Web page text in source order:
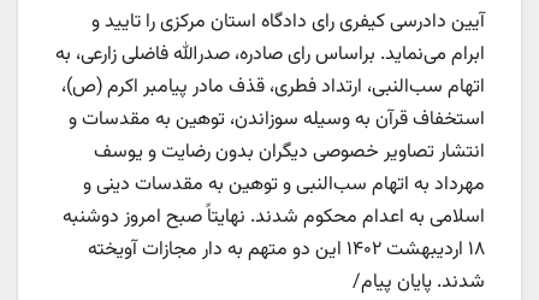
آیین دادرسی کیفری رای دادگاه استان مرکزی را تایید و
ابرام می‌نماید. براساس رای صادره، صدرالله فاضلی زارعی، به
اتهام سب‌النبی، ارتداد فطری، قذف مادر پیامبر اکرم (ص)،
استخفاف قرآن به وسیله سوزاندن، توهین به مقدسات و
انتشار تصاویر خصوصی دیگران بدون رضایت و یوسف
مهرداد به اتهام سب‌النبی و توهین به مقدسات دینی و
اسلامی به اعدام محکوم شدند. نهایتاً صبح امروز دوشنبه
۱۸ اردیبهشت ۱۴۰۲ این دو متهم به دار مجازات آویخته
شدند. پایان پیام/